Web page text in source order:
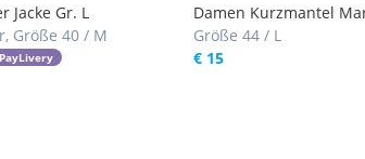
Jacke Gr. L
Größe 40 / M
PayLivery
Damen Kurzmantel
Evergreen! Fixpreis!
Größe 44 / L
€ 15